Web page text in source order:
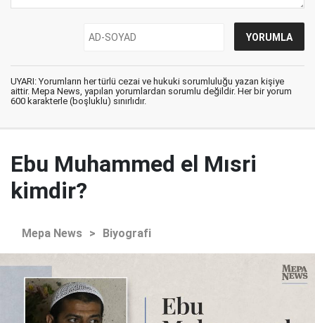
UYARI: Yorumların her türlü cezai ve hukuki sorumluluğu yazan kişiye
aittir. Mepa News, yapılan yorumlardan sorumlu değildir. Her bir yorum
600 karakterle (boşluklu) sınırlıdır.
Ebu Muhammed el Mısri
kimdir?
Mepa News > Biyografi